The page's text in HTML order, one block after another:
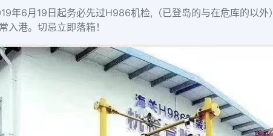
年6月19日起务必先过H986机检,（已登岛的与在危库的以外）
入港。 切忌立即落箱！